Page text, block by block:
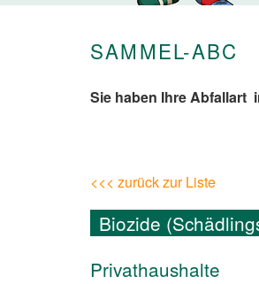
SAMMEL-ABC
Sie haben Ihre Abfallart
<<< zurück zur Liste
Biozide
Privathaushalte